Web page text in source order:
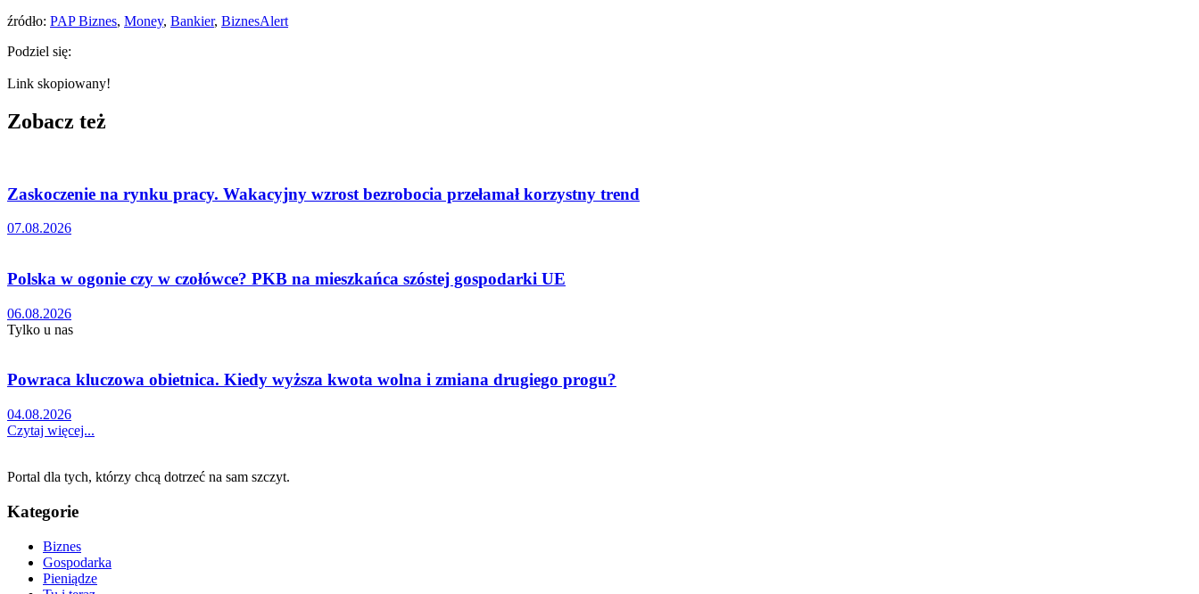
źródło: PAP Biznes, Money, Bankier, BiznesAlert
Podziel się:
Link skopiowany!
Zobacz też
Zaskoczenie na rynku pracy. Wakacyjny wzrost bezrobocia przełamał korzystny trend
07.08.2026
Polska w ogonie czy w czołówce? PKB na mieszkańca szóstej gospodarki UE
06.08.2026
Tylko u nas
Powraca kluczowa obietnica. Kiedy wyższa kwota wolna i zmiana drugiego progu?
04.08.2026
Czytaj więcej...
Portal dla tych, którzy chcą dotrzeć na sam szczyt.
Kategorie
Biznes
Gospodarka
Pieniądze